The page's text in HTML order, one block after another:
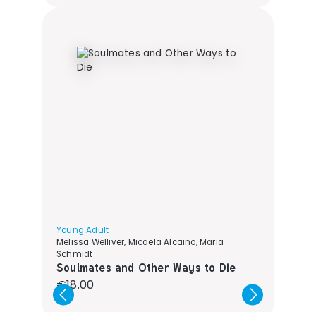
Young Adult
Melissa Welliver, Micaela Alcaino, Maria
Schmidt
Soulmates and Other Ways to Die
Regular price:
€18.00